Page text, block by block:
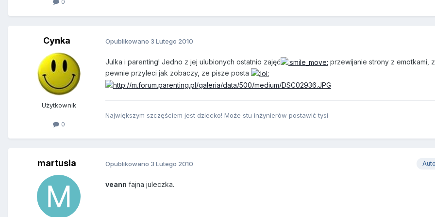
Cynka
Użytkownik
0
Opublikowano 3 Lutego 2010
Julka i parenting! Jedno z jej ulubionych ostatnio zajęć
przewijanie strony z emotkami,
pewnie przyleci jak zobaczy, ze pisze posta
Największym szczęściem jest dziecko! Może stu inżynierów postawić tysi
martusia Opublikowano 3 Lutego 2010
veann fajna juleczka.